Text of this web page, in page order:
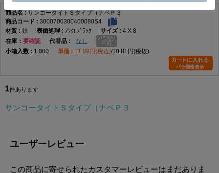
サンコータイトＳタイプ（ナベＰ３
3000700300400080S4
鉄
ﾉﾝｸﾛﾌﾞﾗｯｸ
4 X 8
在庫
要確認
なし
1,000
11.89円(税込) 10.81円(税抜)
1件あります
サンコータイトＳタイプ（ナベＰ３
ユーザーレビュー
この商品に寄せられたカスタマーレビューはまだありま